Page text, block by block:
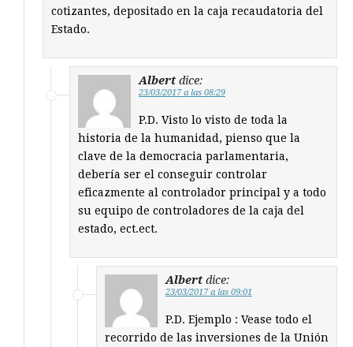
cotizantes, depositado en la caja recaudatoria del
Estado.
Albert dice:
23/03/2017 a las 08:29
P.D. Visto lo visto de toda la
historia de la humanidad, pienso que la
clave de la democracia parlamentaria,
debería ser el conseguir controlar
eficazmente al controlador principal y a todo
su equipo de controladores de la caja del
estado, ect.ect.
Albert dice:
23/03/2017 a las 09:01
P.D. Ejemplo : Vease todo el
recorrido de las inversiones de la Unión